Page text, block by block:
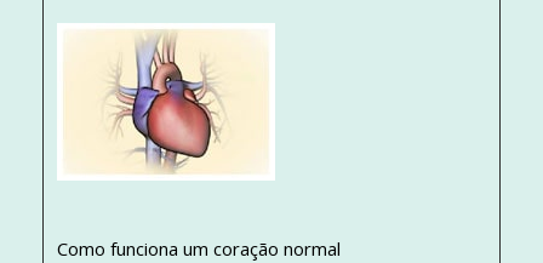
Como funciona um coração normal